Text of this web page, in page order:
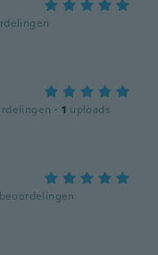
· 1 uploads
beoordelingen